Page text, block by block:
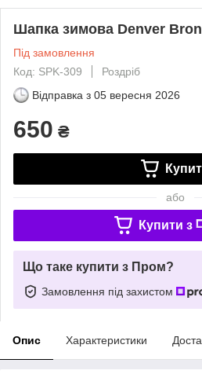
Шапка зимова Denver
Під замовлення
Код: SPK-309
Роздріб
Відправка з 05 вересня 2026
650 ₴
або
Купити з
Що таке купити з Пром?
Замовлення під захистом
Опис Характеристики